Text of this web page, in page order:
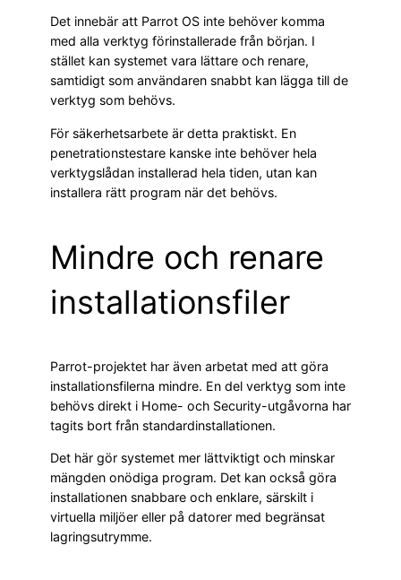
Det innebär att Parrot OS inte behöver komma
med alla verktyg förinstallerade från början. I
stället kan systemet vara lättare och renare,
samtidigt som användaren snabbt kan lägga till de
verktyg som behövs.
För säkerhetsarbete är detta praktiskt. En
penetrationstestare kanske inte behöver hela
verktygslådan installerad hela tiden, utan kan
installera rätt program när det behövs.
Mindre och renare
installationsfiler
Parrot-projektet har även arbetat med att göra
installationsfilerna mindre. En del verktyg som inte
behövs direkt i Home- och Security-utgåvorna har
tagits bort från standardinstallationen.
Det här gör systemet mer lättviktigt och minskar
mängden onödiga program. Det kan också göra
installationen snabbare och enklare, särskilt i
virtuella miljöer eller på datorer med begränsat
lagringsutrymme.